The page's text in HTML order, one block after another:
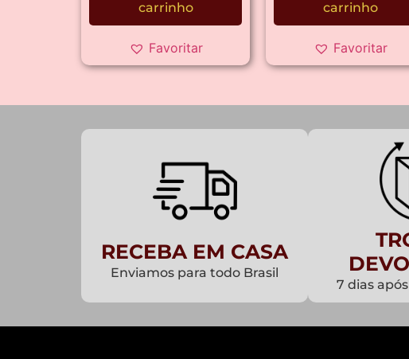
carrinho
Favoritar
carrinho
Favoritar
RECEBA EM CASA
Enviamos para todo Brasil
7 dias